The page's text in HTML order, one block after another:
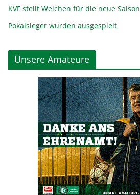
KVF stellt Weichen für die neue Saison
Pokalsieger wurden ausgespielt
Unsere Amateure